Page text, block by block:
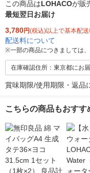
この商品はLOHACOが販
最短翌日お届け
3,780円(税込)以上で基本配
配送料について
※一部の商品につきましては
在庫確認住所：東京都にお
賞味期限/使用期限・返品
こちらの商品もおすす